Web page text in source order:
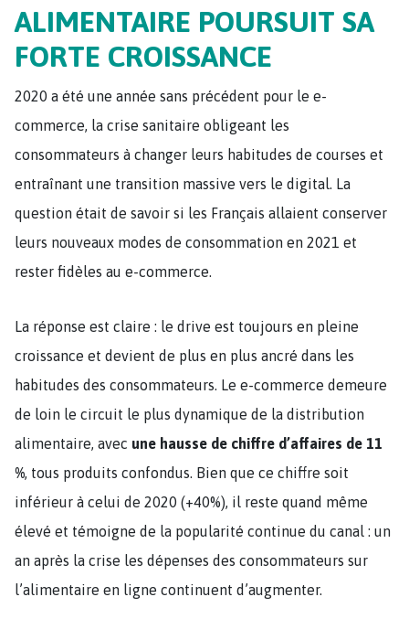
ALIMENTAIRE POURSUIT SA
FORTE CROISSANCE
2020 a été une année sans précédent pour le e-
commerce, la crise sanitaire obligeant les
consommateurs à changer leurs habitudes de courses et
entraînant une transition massive vers le digital. La
question était de savoir si les Français allaient conserver
leurs nouveaux modes de consommation en 2021 et
rester fidèles au e-commerce.
La réponse est claire : le drive est toujours en pleine
croissance et devient de plus en plus ancré dans les
habitudes des consommateurs. Le e-commerce demeure
de loin le circuit le plus dynamique de la distribution
alimentaire, avec une hausse de chiffre d’affaires de 11
%, tous produits confondus. Bien que ce chiffre soit
inférieur à celui de 2020 (+40%), il reste quand même
élevé et témoigne de la popularité continue du canal : un
an après la crise les dépenses des consommateurs sur
l’alimentaire en ligne continuent d’augmenter.